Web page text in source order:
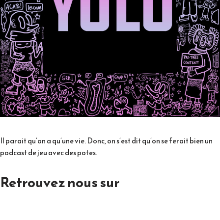
Il parait qu’on a qu’une vie. Donc, on s’est dit qu’on se ferait bien un
podcast de jeu avec des potes.
Retrouvez nous sur